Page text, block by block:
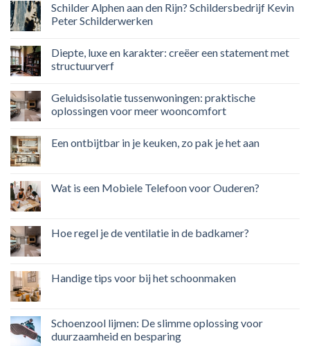
Schilder Alphen aan den Rijn? Schildersbedrijf Kevin
Peter Schilderwerken
Diepte, luxe en karakter: creëer een statement met
structuurverf
Geluidsisolatie tussenwoningen: praktische
oplossingen voor meer wooncomfort
Een ontbijtbar in je keuken, zo pak je het aan
Wat is een Mobiele Telefoon voor Ouderen?
Hoe regel je de ventilatie in de badkamer?
Handige tips voor bij het schoonmaken
Schoenzool lijmen: De slimme oplossing voor
duurzaamheid en besparing